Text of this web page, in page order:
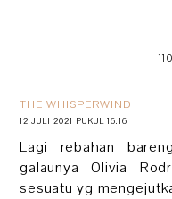
THE WHISPERWIND
12 JULI 2021 PUKUL 16.16
Lagi rebahan
galaunya Olivia
sesuatu yg